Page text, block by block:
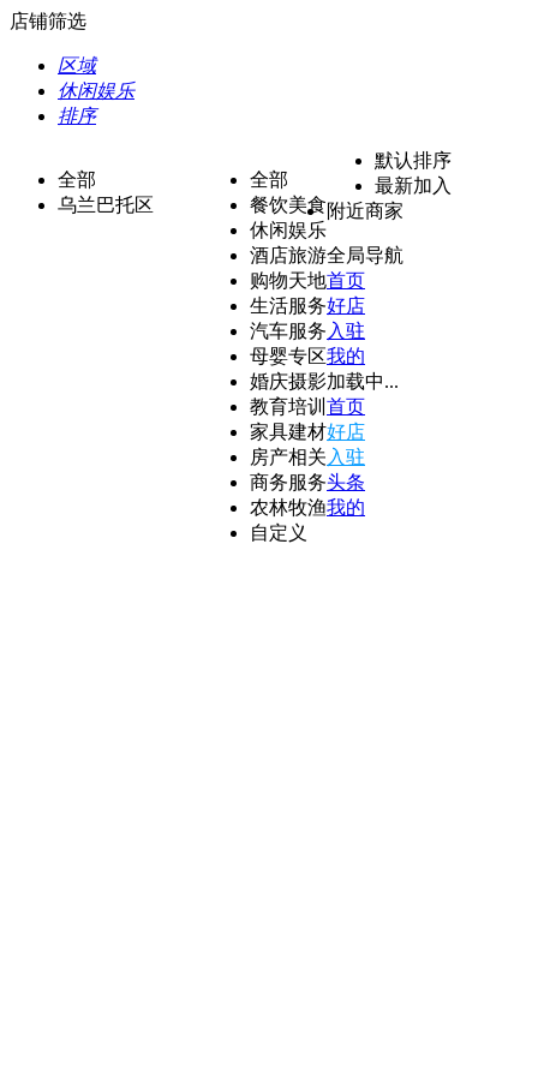
店铺筛选
区域
休闲娱乐
排序
全部
乌兰巴托区
全部
餐饮美食
休闲娱乐
酒店旅游
购物天地
生活服务
汽车服务
母婴专区
婚庆摄影
教育培训
家具建材
房产相关
商务服务
农林牧渔
自定义
默认排序
最新加入
附近商家
全局导航
首页
好店
入驻
我的
加载中...
首页
好店
入驻
头条
我的